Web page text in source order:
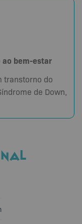
ao bem-estar
transtorno do
de Down,